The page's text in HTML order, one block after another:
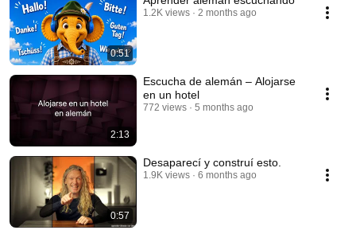
0:51
1.2K views 2 months ago
2:13
Escucha de alemán – Alojarse
en un hotel
772 views 5 months ago
0:57
Desaparecí y construí esto.
1.9K views 6 months ago